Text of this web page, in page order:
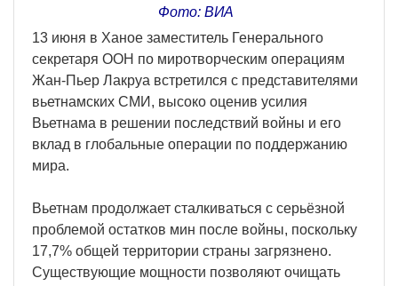
Фото: ВИА
13 июня в Ханое заместитель Генерального
секретаря ООН по миротворческим операциям
Жан-Пьер Лакруа встретился с представителями
вьетнамских СМИ, высоко оценив усилия
Вьетнама в решении последствий войны и его
вклад в глобальные операции по поддержанию
мира.
Вьетнам продолжает сталкиваться с серьёзной
проблемой остатков мин после войны, поскольку
17,7% общей территории страны загрязнено.
Существующие мощности позволяют очищать